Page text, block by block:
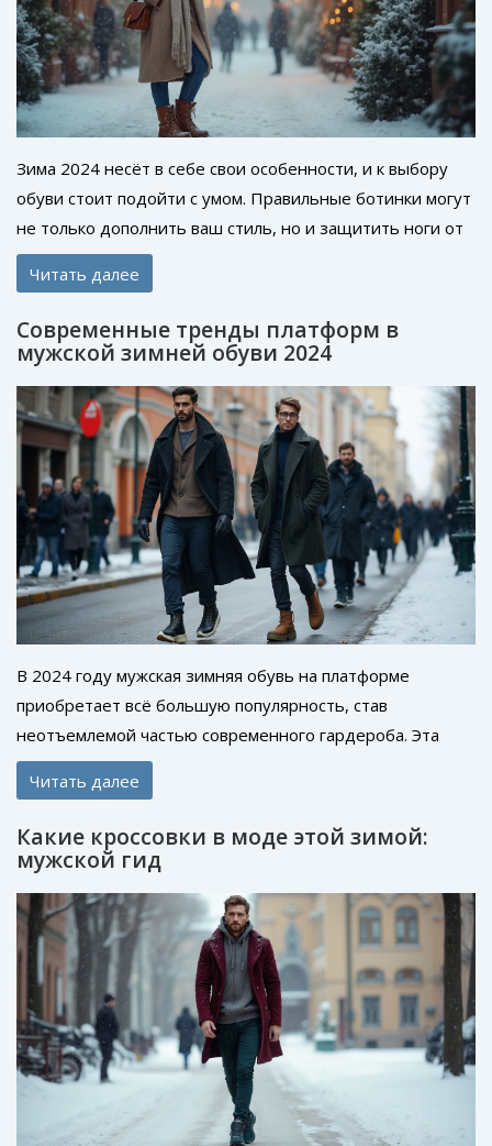
Зима 2024 несёт в себе свои особенности, и к выбору
обуви стоит подойти с умом. Правильные ботинки могут
не только дополнить ваш стиль, но и защитить ноги от
мороза и снега. Обращайте внимание на такие детали,
как материал, подошва и удобство. Мы предложим
конкретные советы, которые помогут не ошибиться с
выбором и идти в ногу с модой.
Читать далее
Современные тренды платформ в
мужской зимней обуви 2024
В 2024 году мужская зимняя обувь на платформе
приобретает всё большую популярность, став
неотъемлемой частью современного гардероба. Эта
обувь не только защищает от холода и льда, но и
позволяет выразить индивидуальный стиль. Сочетание
комфорта и эстетики делают платформы более
востребованными, особенно в условиях переменчивого
ботинок – каждый может найти пару по своему вкусу.
Читать далее
Какие кроссовки в моде этой зимой:
мужской гид